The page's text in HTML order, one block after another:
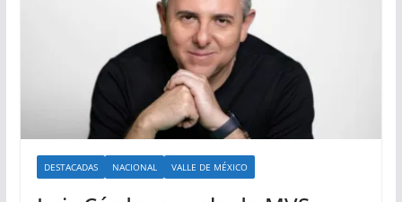
DESTACADAS NACIONAL VALLE DE MÉXICO